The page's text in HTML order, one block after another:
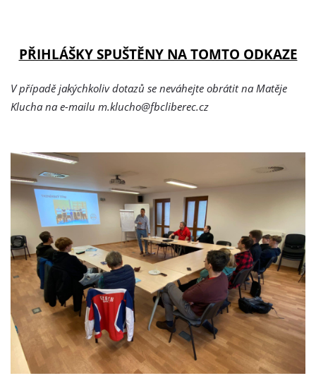
PŘIHLÁŠKY SPUŠTĚNY NA TOMTO ODKAZE
V případě jakýchkoliv dotazů se neváhejte obrátit na Matěje
Klucha na e-mailu m.klucho@fbcliberec.cz